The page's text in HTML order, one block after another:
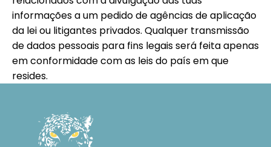
informações a um pedido de agências de aplicação
da lei ou litigantes privados. Qualquer transmissão
de dados pessoais para fins legais será feita apenas
em conformidade com as leis do país em que
resides.